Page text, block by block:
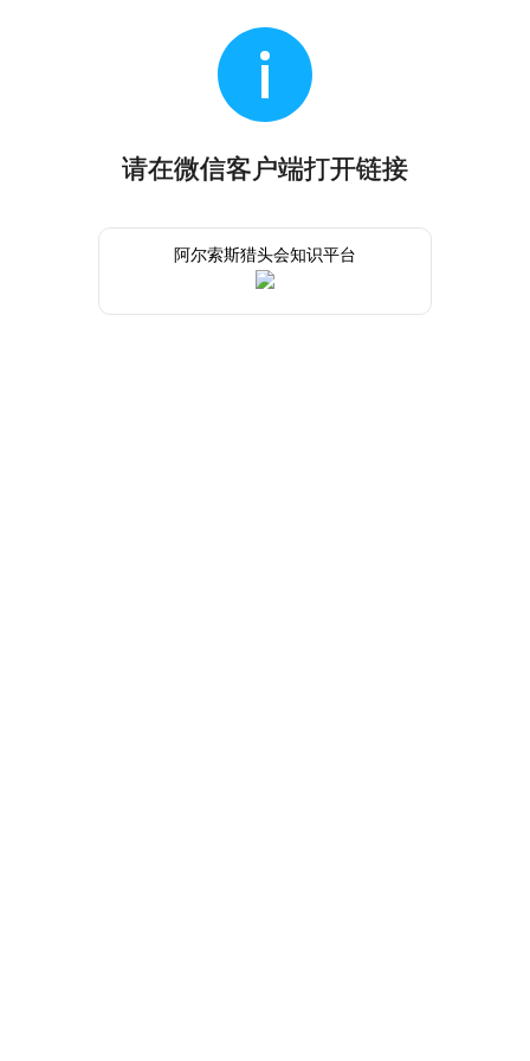
请在微信客户端打开链接
阿尔索斯猎头会知识平台